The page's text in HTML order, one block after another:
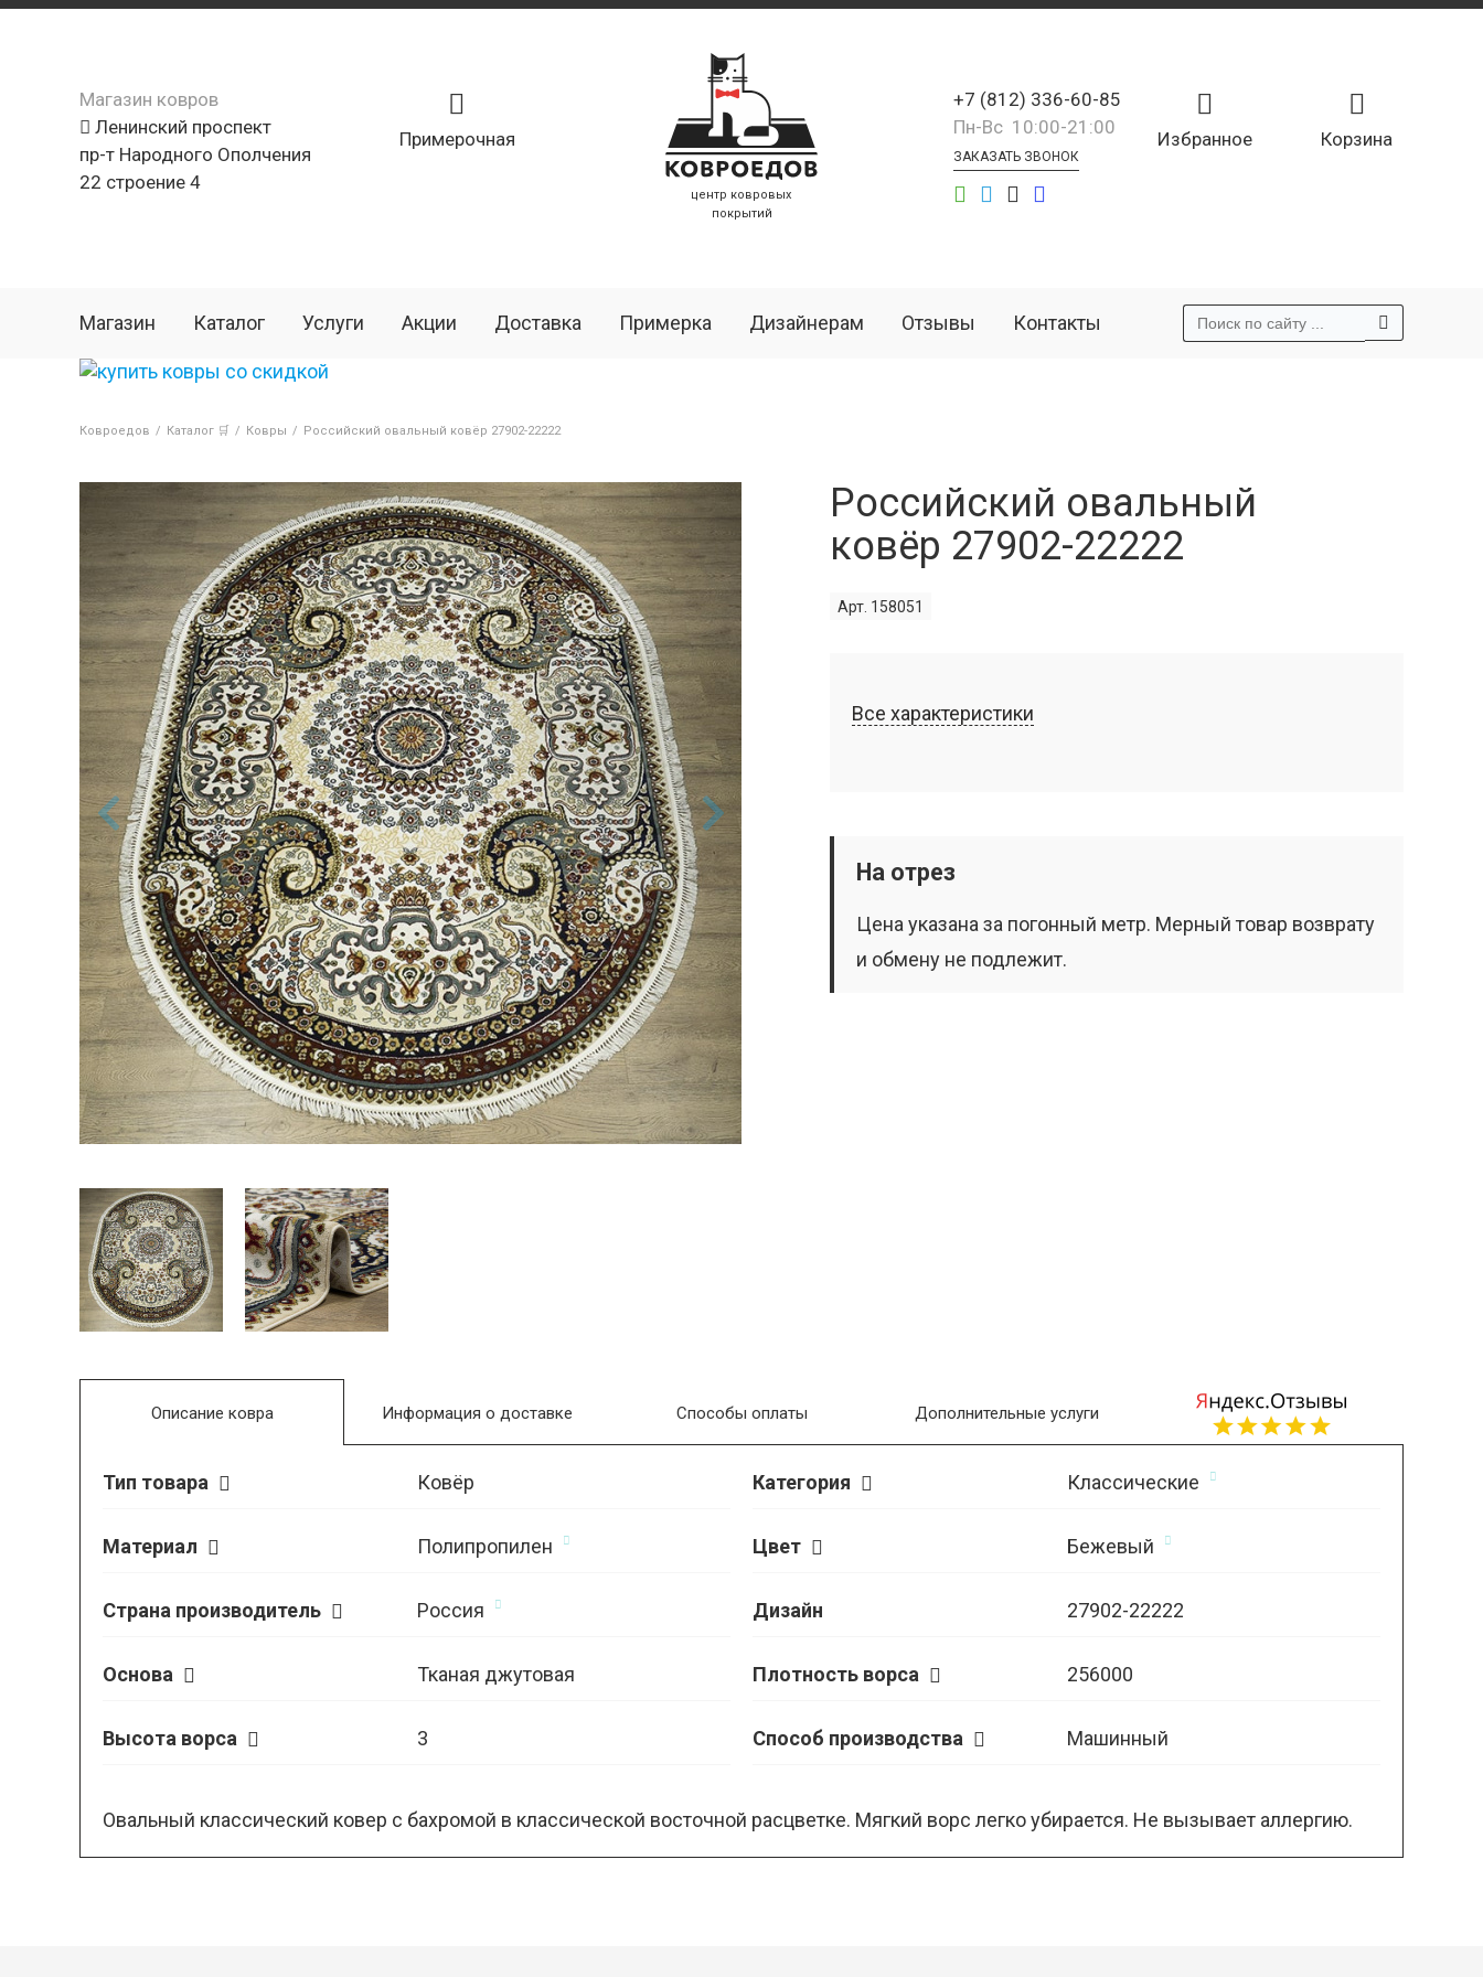
Магазин ковров
Ленинский проспект
пр-т Народного Ополчения
22 строение 4
Примерочная
центр ковровых
покрытий
Корзина
Избранное
+7 (812) 336-60-85
Пн-Вс 10:00-21:00
ЗАКАЗАТЬ ЗВОНОК
Магазин Каталог Услуги Акции Доставка Примерка Дизайнерам Отзывы Контакты
Ковроедов / Каталог 🛒 / Ковры / Российский овальный ковёр 27902-22222
Российский овальный
ковёр 27902-22222
Арт. 158051
Все характеристики
На отрез
Цена указана за погонный метр. Мерный товар возврату
и обмену не подлежит.
Описание ковра
Тип товара Ковёр Категория Классические
Материал Полипропилен Цвет Бежевый
Страна производитель Россия Дизайн 27902-22222
Основа Тканая джутовая Плотность ворса 256000
Высота ворса 3 Способ производства Машинный
Овальный классический ковер с бахромой в классической восточной расцветке. Мягкий ворс легко убирается. Не вызывает аллергию.
Информация о доставке Способы оплаты Дополнительные услуги